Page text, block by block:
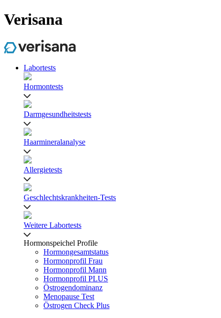
Verisana
Labortests
Hormontests
Darmgesundheitstests
Haarmineralanalyse
Allergietests
Geschlechtskrankheiten-Tests
Weitere Labortests
Hormonspeichel Profile
Hormongesamtstatus
Hormonprofil Frau
Hormonprofil Mann
Hormonprofil PLUS
Östrogendominanz
Menopause Test
Östrogen Check Plus